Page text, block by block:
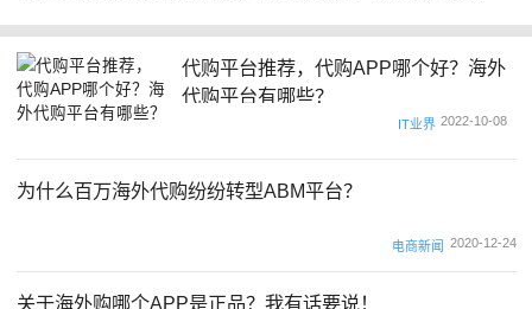
代购平台推荐，代购APP哪个好？海外
代购平台有哪些？
IT业界 2022-10-08
为什么百万海外代购纷纷转型ABM平台？
电商新闻 2020-12-24
关于海外购哪个APP是正品？我有话要说！